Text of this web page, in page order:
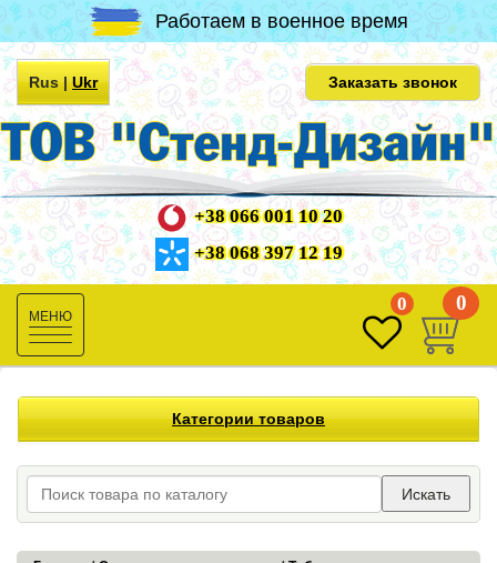
Работаем в военное время
Rus|Ukr Заказать звонок
+38 066 001 10 20
+38 068 397 12 19
Toggle
navigation
0 0
Категории товаров
Искать